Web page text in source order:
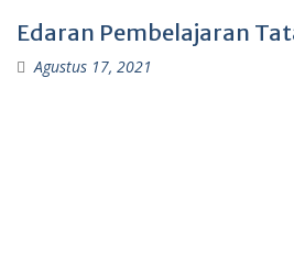
Edaran Pembelajaran
Agustus 17, 2021